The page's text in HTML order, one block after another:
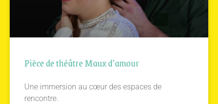
Pièce de théâtre Maux d’amour
Une immersion au cœur des espaces de
rencontre.